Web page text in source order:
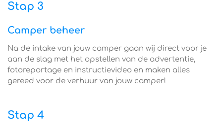
Stap 3
Camper beheer
Na de intake van jouw camper gaan wij direct voor je
aan de slag met het opstellen van de advertentie,
fotoreportage en instructievideo en maken alles
gereed voor de verhuur van jouw camper!
Stap 4